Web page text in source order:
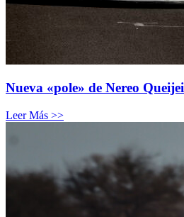
Nueva «pole» de Nereo
Leer Más >>